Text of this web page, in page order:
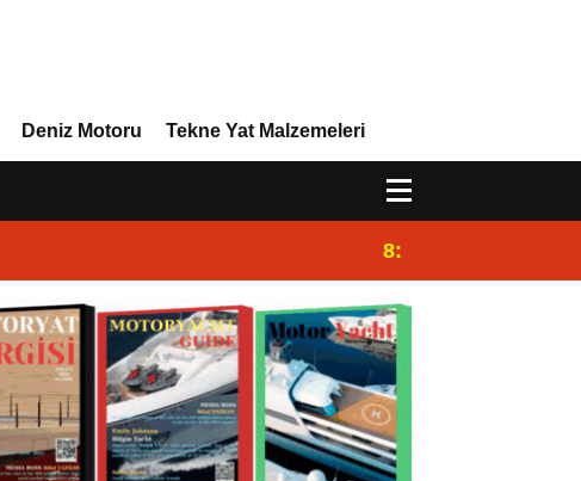
Deniz Motoru Tekne Yat Malzemeleri
8:29